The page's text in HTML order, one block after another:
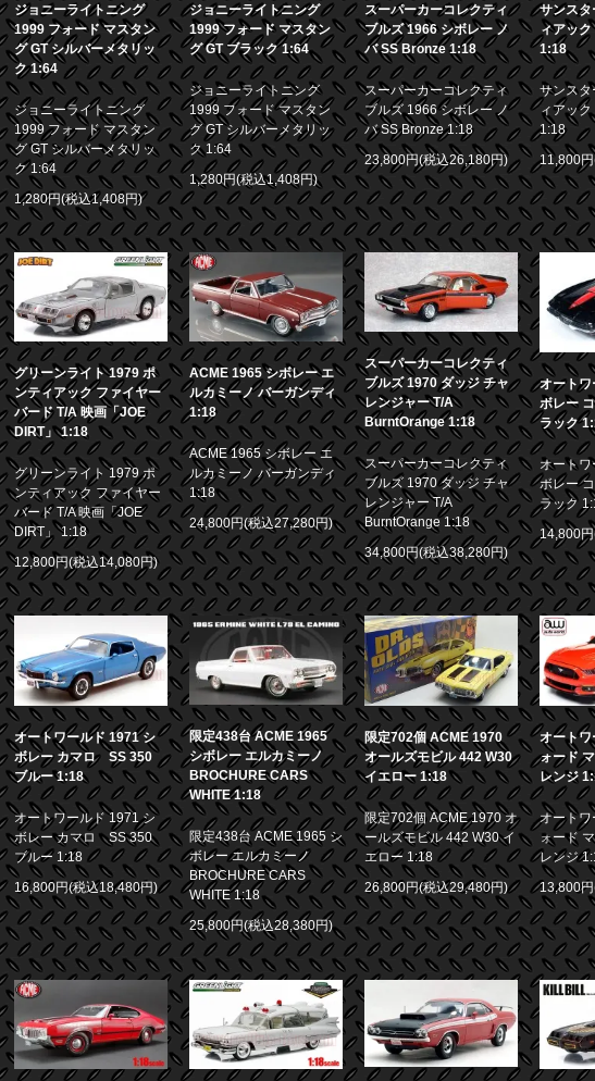
ジョニーライトニング
1999 フォード マスタン
グ GT シルバーメタリッ
ク 1:64
ジョニーライトニング
1999 フォード マスタン
グ GT シルバーメタリッ
ク 1:64
1,280円(税込1,408円)
ジョニーライトニング
1999 フォード マスタン
グ GT ブラック 1:64
ジョニーライトニング
1999 フォード マスタン
グ GT シルバーメタリッ
ク 1:64
1,280円(税込1,408円)
スーパーカーコレクティ
ブルズ 1966 シボレー ノ
バ SS Bronze 1:18
スーパーカーコレクティ
ブルズ 1966 シボレー ノ
バ SS Bronze 1:18
23,800円(税込26,180円)
サンス
ィアッ
1:18
サンス
ィアッ
1:18
11,800
グリーンライト 1979 ポ
ンティアック ファイヤー
バード T/A 映画「JOE
DIRT」 1:18
グリーンライト 1979 ポ
ンティアック ファイヤー
バード T/A 映画「JOE
DIRT」 1:18
12,800円(税込14,080円)
ACME 1965 シボレー エ
ルカミーノ バーガンディ
1:18
ACME 1965 シボレー エ
ルカミーノ バーガンディ
1:18
24,800円(税込27,280円)
スーパーカーコレクティ
ブルズ 1970 ダッジ チャ
レンジャー T/A
BurntOrange 1:18
スーパーカーコレクティ
ブルズ 1970 ダッジ チャ
レンジャー T/A
BurntOrange 1:18
34,800円(税込38,280円)
オート
ボレー
ラック
オート
ボレー
ラック
14,800
オートワールド 1971 シ
ボレー カマロ SS 350
ブルー 1:18
オートワールド 1971 シ
ボレー カマロ SS 350
ブルー 1:18
16,800円(税込18,480円)
限定438台 ACME 1965
シボレー エルカミーノ
BROCHURE CARS
WHITE 1:18
限定438台 ACME 1965 シ
ボレー エルカミーノ
BROCHURE CARS
WHITE 1:18
25,800円(税込28,380円)
限定702個 ACME 1970
オールズモビル 442 W30
イエロー 1:18
限定702個 ACME 1970 オ
ールズモビル 442 W30 イ
エロー 1:18
26,800円(税込29,480円)
オート
ォード
レンジ
オート
ォード
レンジ
13,800